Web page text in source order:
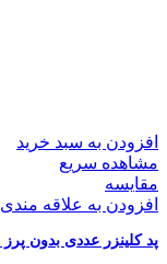
افزودن به سبد خرید
مشاهده سریع
مقایسه
افزودن به علاقه مندی
پد کلینزر عددی بدون پرز experttouch IBI